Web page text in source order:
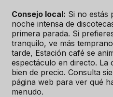
Consejo local: Si no estás
noche intensa de
primera parada. Si
tranquilo, ve más
tarde, Estación café se
espectáculo en directo. La
bien de precio. Consulta
página web para ver qué
menudo.